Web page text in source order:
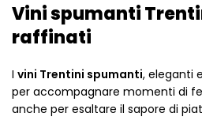
Vini spumanti
raffinati
I vini Trentini spumanti, eleganti
per accompagnare momenti di
anche per esaltare il sapore di